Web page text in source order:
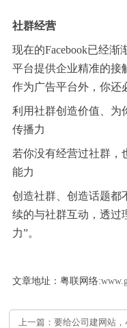
社群经营
现在的Facebook已经渐
平台提供企业精准的接
作为广告平台外，你还
利用社群创造价值、为
传播力
若你没有经营过社群，
能力
创造社群、创造话题都
续的与社群互动，透过
力”。
文章地址：粤联网络:
上一篇：要给公司建网站